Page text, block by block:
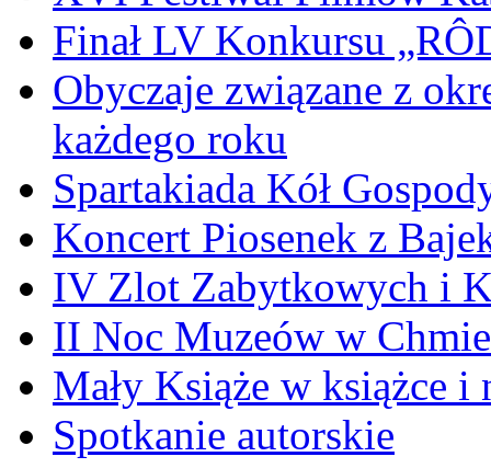
Finał LV Konkursu
Obyczaje związane z
każdego roku
Spartakiada Kół
Koncert Piosenek z
IV Zlot Zabytkowych i
II Noc Muzeów w
Mały Książe w książce i
Spotkanie autorskie